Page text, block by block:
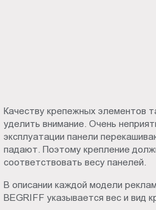
Качеству крепежных элементов
уделить внимание. Очень
эксплуатации панели
падают. Поэтому крепление
соответствовать весу панелей.
В описании каждой модели
BEGRIFF указывается вес и вид